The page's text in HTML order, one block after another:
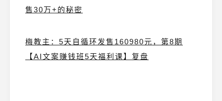
售30万+的秘密
梅教主：5天自循环发售160980元，第8期
【AI文案赚钱班5天福利课】复盘